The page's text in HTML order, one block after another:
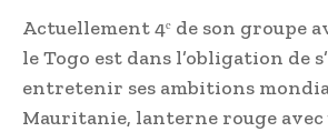
Actuellement 4ᵉ de son groupe
le Togo est dans l’obligation de
entretenir ses ambitions
Mauritanie, lanterne rouge